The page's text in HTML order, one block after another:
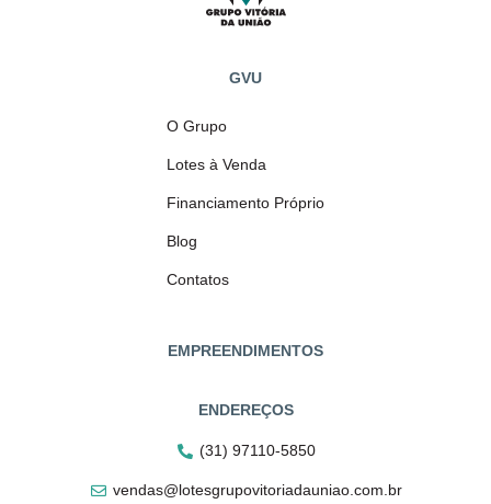
GVU
O Grupo
Lotes à Venda
Financiamento Próprio
Blog
Contatos
EMPREENDIMENTOS
ENDEREÇOS
(31) 97110-5850
vendas@lotesgrupovitoriadauniao.com.br